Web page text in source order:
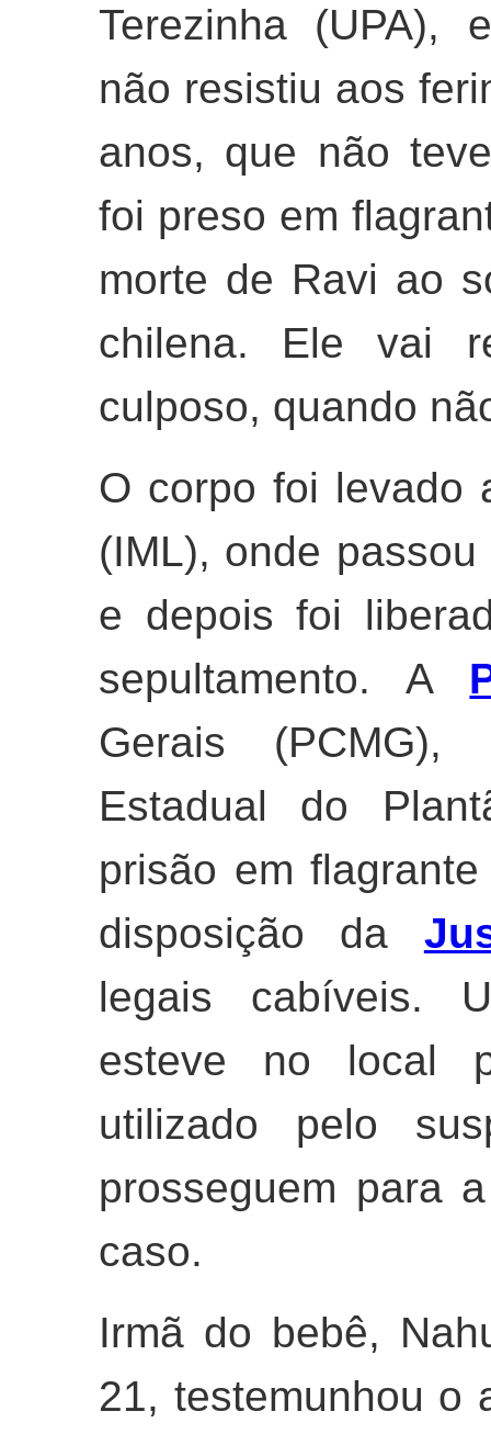
Terezinha (UPA),
não resistiu aos
anos, que não
foi preso em
morte de Ravi ao
chilena. Ele vai
culposo, quando
O corpo foi levado
(IML), onde
e depois foi
sepultamento. A
Gerais
Estadual do
prisão em
disposição da
legais cabíveis.
esteve no local
utilizado pelo
prosseguem para
caso.
Irmã do bebê,
21, testemunhou o